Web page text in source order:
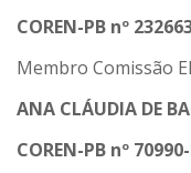
COREN-PB nº
Membro Comissão
ANA CLÁUDIA DE
COREN-PB nº